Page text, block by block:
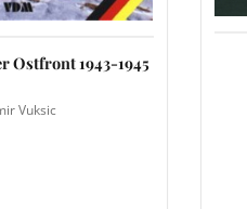
Ostfront 1943-1945
Vuksic